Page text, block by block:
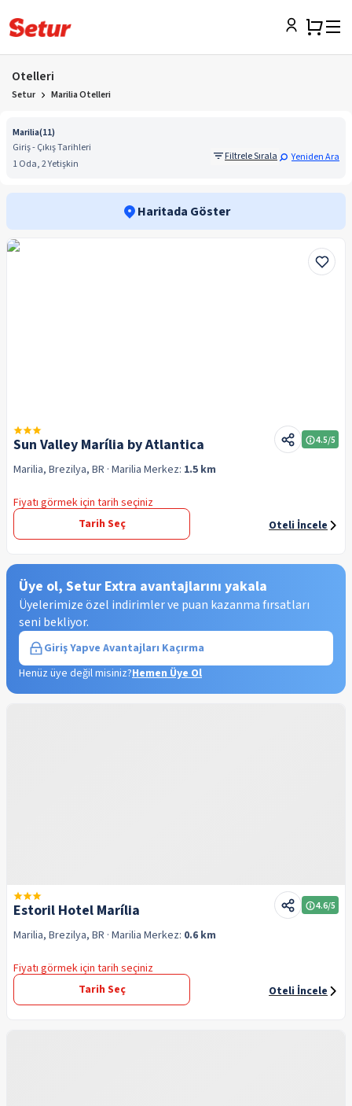
Otelleri
Setur Marilia Otelleri
Marilia(11)
Giriş - Çıkış Tarihleri
1 Oda, 2 Yetişkin
Filtrele Sırala Yeniden Ara
Haritada Göster
Sun Valley Marília by Atlantica 4.5/5
Marilia, Brezilya, BR · Marilia Merkez: 1.5 km
Fiyatı görmek için tarih seçiniz
Tarih Seç
Oteli İncele
Üye ol, Setur Extra avantajlarını yakala
Üyelerimize özel indirimler ve puan kazanma fırsatları
seni bekliyor.
Giriş Yapve Avantajları Kaçırma
Henüz üye değil misiniz?Hemen Üye Ol
Estoril Hotel Marília 4.6/5
Marilia, Brezilya, BR · Marilia Merkez: 0.6 km
Fiyatı görmek için tarih seçiniz
Tarih Seç
Oteli İncele